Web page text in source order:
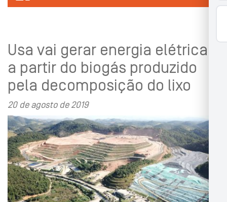
Usa vai gerar energia elétrica
a partir do biogás produzido
pela decomposição do lixo
20 de agosto de 2019